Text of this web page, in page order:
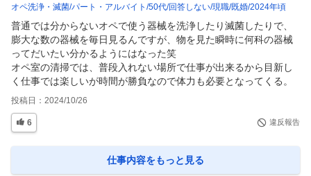
オペ洗浄・滅菌 パート・アルバイト 50代 回答しない 現職 既婚 2024年頃
普通では分からないオペで使う器械を洗浄したり滅菌したりで、
膨大な数の器械を毎日見るんですが、物を見た瞬時に何科の器械
ってだいたい分かるようにはなった笑
オペ室の清掃では、普段入れない場所で仕事が出来るから目新し
く仕事では楽しいが時間が勝負なので体力も必要となってくる。
投稿日： 2024/10/26
6 違反報告
仕事内容をもっと見る